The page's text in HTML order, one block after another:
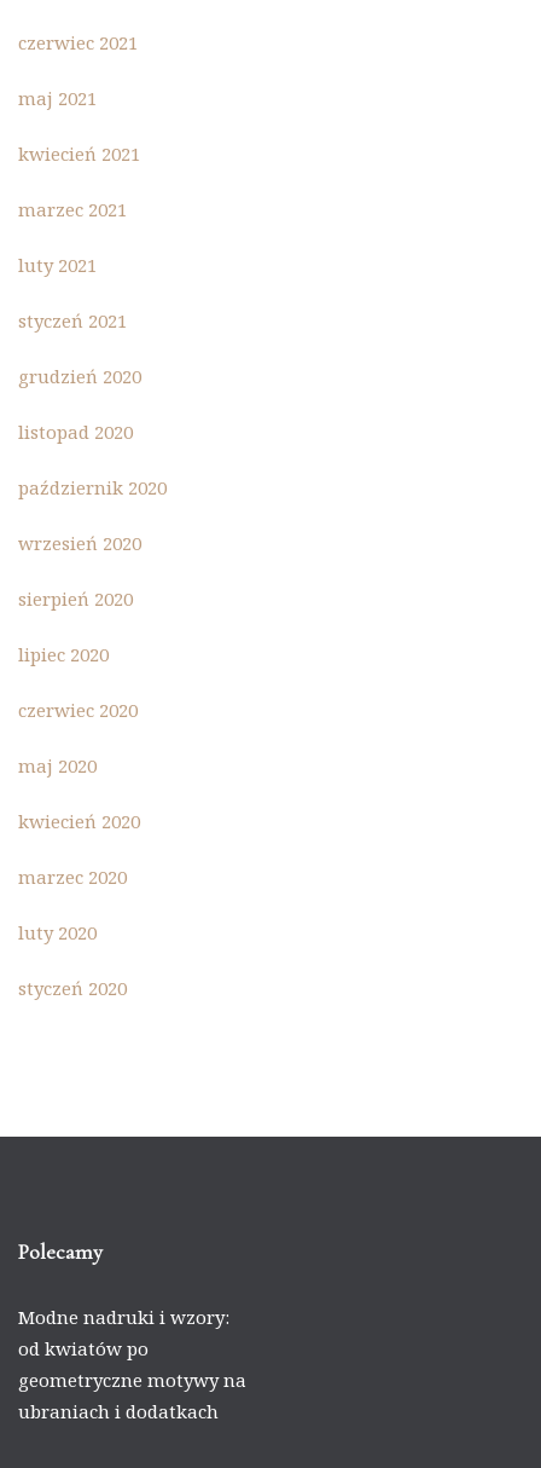
czerwiec 2021
maj 2021
kwiecień 2021
marzec 2021
luty 2021
styczeń 2021
grudzień 2020
listopad 2020
październik 2020
wrzesień 2020
sierpień 2020
lipiec 2020
czerwiec 2020
maj 2020
kwiecień 2020
marzec 2020
luty 2020
styczeń 2020
Polecamy
Modne nadruki i wzory:
od kwiatów po
geometryczne motywy na
ubraniach i dodatkach